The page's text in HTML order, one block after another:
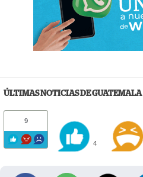
ÚLTIMAS NOTICIAS DE GUATEMALA
9
4